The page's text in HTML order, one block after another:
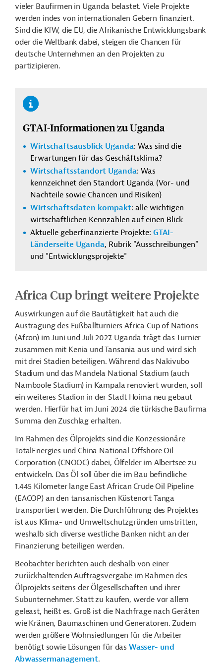
vieler Baufirmen in Uganda belastet. Viele Projekte
werden indes von internationalen Gebern finanziert.
Sind die KfW, die EU, die Afrikanische Entwicklungsbank
oder die Weltbank dabei, steigen die Chancen für
deutsche Unternehmen an den Projekten zu
partizipieren.
GTAI-Informationen zu Uganda
Wirtschaftsausblick Uganda: Was sind die
Erwartungen für das Geschäftsklima?
Wirtschaftsstandort Uganda: Was
kennzeichnet den Standort Uganda (Vor- und
Nachteile sowie Chancen und Risiken)
Wirtschaftsdaten kompakt: alle wichtigen
wirtschaftlichen Kennzahlen auf einen Blick
Aktuelle geberfinanzierte Projekte: GTAI-
Länderseite Uganda, Rubrik "Ausschreibungen"
und "Entwicklungsprojekte"
Africa Cup bringt weitere Projekte
Auswirkungen auf die Bautätigkeit hat auch die
Austragung des Fußballturniers Africa Cup of Nations
(Afcon) im Juni und Juli 2027. Uganda trägt das Turnier
zusammen mit Kenia und Tansania aus und wird sich
mit drei Stadien beteiligen. Während das Nakivubo
Stadium und das Mandela National Stadium (auch
Namboole Stadium) in Kampala renoviert wurden, soll
ein weiteres Stadion in der Stadt Hoima neu gebaut
werden. Hierfür hat im Juni 2024 die türkische Baufirma
Summa den Zuschlag erhalten.
Im Rahmen des Ölprojekts sind die Konzessionäre
TotalEnergies und China National Offshore Oil
Corporation (CNOOC) dabei, Ölfelder im Albertsee zu
entwickeln. Das Öl soll über die im Bau befindliche
1.445 Kilometer lange East African Crude Oil Pipeline
(EACOP) an den tansanischen Küstenort Tanga
transportiert werden. Die Durchführung des Projektes
ist aus Klima- und Umweltschutzgründen umstritten,
weshalb sich diverse westliche Banken nicht an der
Finanzierung beteiligen werden.
Beobachter berichten auch deshalb von einer
zurückhaltenden Auftragsvergabe im Rahmen des
Ölprojekts seitens der Ölgesellschaften und ihrer
Subunternehmer. Statt zu kaufen, werde vor allem
geleast, heißt es. Groß ist die Nachfrage nach Geräten
wie Kränen, Baumaschinen und Generatoren. Zudem
werden größere Wohnsiedlungen für die Arbeiter
benötigt sowie Lösungen für das Wasser- und
Abwassermanagement.